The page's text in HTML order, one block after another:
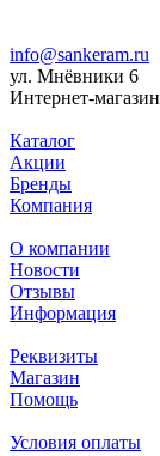
info@sankeram.ru
ул. Мнёвники 6
Интернет-магазин
Каталог
Акции
Бренды
Компания
О компании
Новости
Отзывы
Информация
Реквизиты
Магазин
Помощь
Условия оплаты